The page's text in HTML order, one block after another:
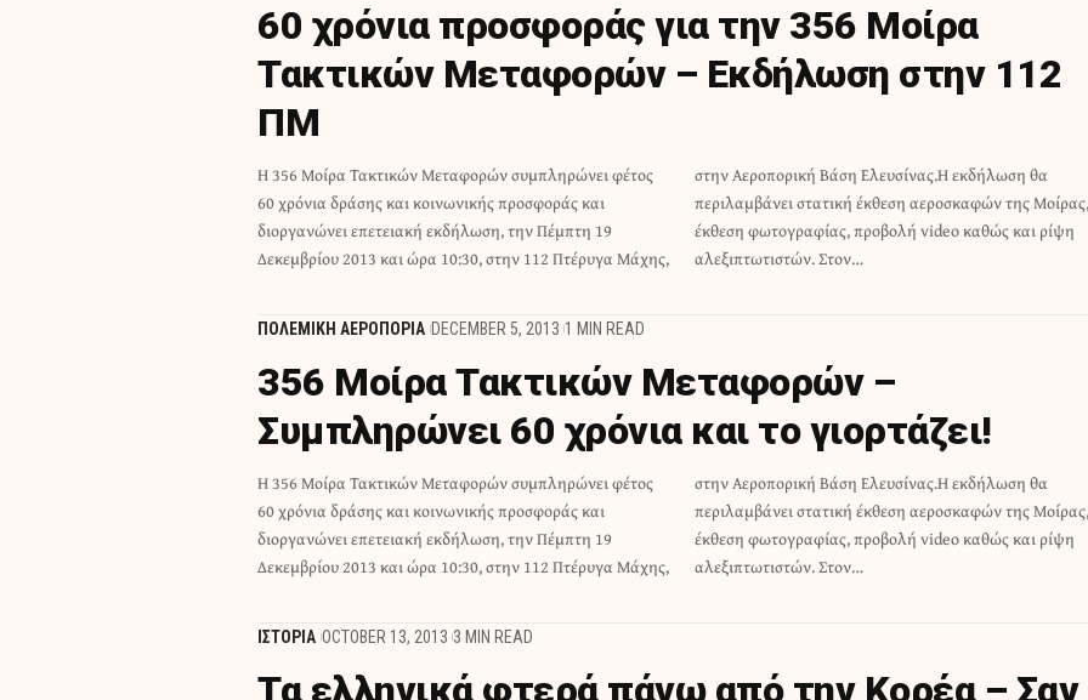
60 χρόνια προσφοράς για την 356 Μοίρα
Τακτικών Μεταφορών – Εκδήλωση στην 112
ΠΜ
Η 356 Μοίρα Τακτικών Μεταφορών συμπληρώνει φέτος
60 χρόνια δράσης και κοινωνικής προσφοράς και
διοργανώνει επετειακή εκδήλωση, την Πέμπτη 19
Δεκεμβρίου 2013 και ώρα 10:30, στην 112 Πτέρυγα Μάχης,
στην Αεροπορική Βάση Ελευσίνας.Η εκδήλωση θα
περιλαμβάνει στατική έκθεση αεροσκαφών της Μοίρας,
έκθεση φωτογραφίας, προβολή video καθώς και ρίψη
αλεξιπτωτιστών. Στον…
ΠΟΛΕΜΙΚΗ ΑΕΡΟΠΟΡΙΑ DECEMBER 5, 2013 1 MIN READ
356 Μοίρα Τακτικών Μεταφορών –
Συμπληρώνει 60 χρόνια και το γιορτάζει!
Η 356 Μοίρα Τακτικών Μεταφορών συμπληρώνει φέτος
60 χρόνια δράσης και κοινωνικής προσφοράς και
διοργανώνει επετειακή εκδήλωση, την Πέμπτη 19
Δεκεμβρίου 2013 και ώρα 10:30, στην 112 Πτέρυγα Μάχης,
στην Αεροπορική Βάση Ελευσίνας.Η εκδήλωση θα
περιλαμβάνει στατική έκθεση αεροσκαφών της Μοίρας,
έκθεση φωτογραφίας, προβολή video καθώς και ρίψη
αλεξιπτωτιστών. Στον…
ΙΣΤΟΡΙΑ OCTOBER 13, 2013 3 MIN READ
Τα ελληνικά φτερά πάνω από την Κορέα – Σαν